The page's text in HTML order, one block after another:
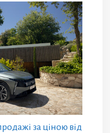
за ціною від